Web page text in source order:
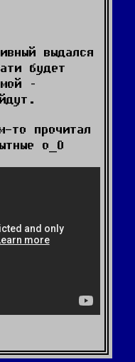
выдался
будет
–
то прочитал
о_О